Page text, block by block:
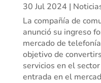
30 Jul 2024 |
La compañía de
anunció su ingreso
mercado de
objetivo de
servicios en el
entrada en el